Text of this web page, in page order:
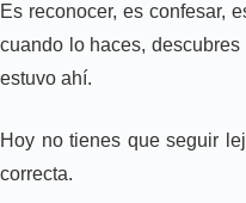
Es reconocer, es confesar,
cuando lo haces,
estuvo ahí.
Hoy no tienes que seguir
correcta.